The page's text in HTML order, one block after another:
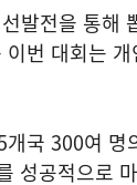
발전을 통해
번 대회는 개
개국 300여 명
성공적으로